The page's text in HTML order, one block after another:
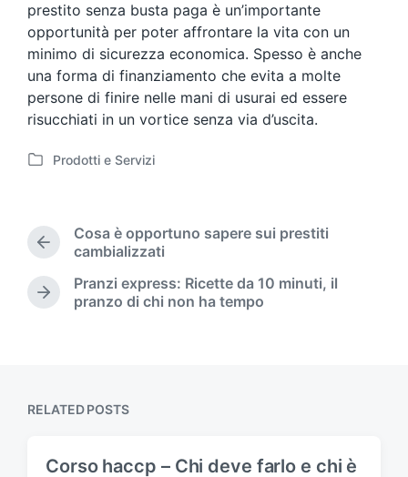
prestito senza busta paga è un’importante
opportunità per poter affrontare la vita con un
minimo di sicurezza economica. Spesso è anche
una forma di finanziamento che evita a molte
persone di finire nelle mani di usurai ed essere
risucchiati in un vortice senza via d’uscita.
P
e
n
Prodotti e Servizi
P
e
v
o
:
Cosa è opportuno sapere sui prestiti
cambializzati
N
s
Pranzi express: Ricette da 10 minuti, il
pranzo di chi non ha tempo
RELATED POSTS
Corso haccp – Chi deve farlo e chi è